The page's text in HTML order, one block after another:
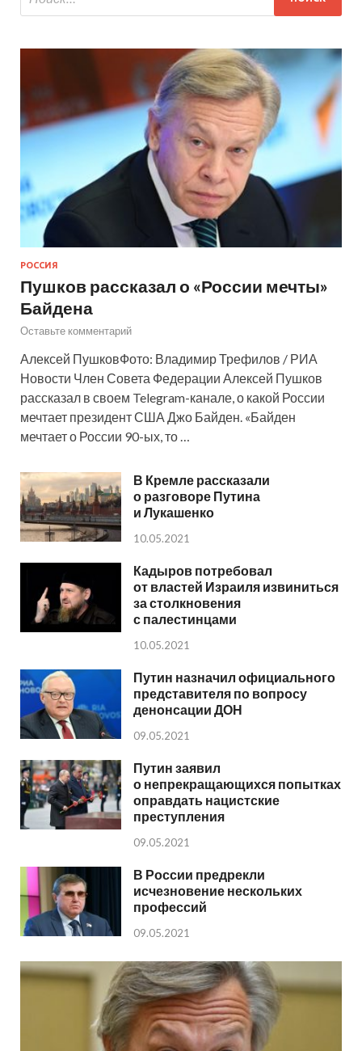
РОССИЯ
Пушков рассказал о «России мечты»
Байдена
Оставьте комментарий
Алексей ПушковФото: Владимир Трефилов / РИА
Новости Член Совета Федерации Алексей Пушков
рассказал в своем Telegram-канале, о какой России
мечтает президент США Джо Байден. «Байден
мечтает о России 90-ых, то …
В Кремле рассказали
о разговоре Путина
и Лукашенко
10.05.2021
Кадыров потребовал
от властей Израиля извиниться
за столкновения
с палестинцами
10.05.2021
Путин назначил официального
представителя по вопросу
денонсации ДОН
09.05.2021
Путин заявил
о непрекращающихся попытках
оправдать нацистские
преступления
09.05.2021
В России предрекли
исчезновение нескольких
профессий
09.05.2021